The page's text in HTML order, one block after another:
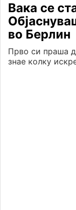
Вака се
во Берлин
Прво си праша
знае колку